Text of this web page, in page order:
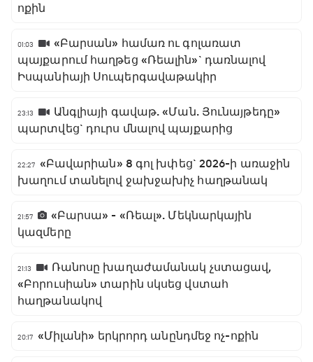
ոքին
01:03
«Բարսան» համառ ու գոլառատ
պայքարում հաղթեց «Ռեալին»` դառնալով
Իսպանիայի Սուպերգավաթակիր
23:13
Անգլիայի գավաթ. «Ման. Յունայթեդը»
պարտվեց` դուրս մնալով պայքարից
22:27 «Բավարիան» 8 գոլ խփեց` 2026-ի առաջին
խաղում տանելով ջախջախիչ հաղթանակ
21:57
«Բարսա» - «Ռեալ». Մեկնարկային
կազմերը
21:13
Ռանոսը խաղաժամանակ չստացավ,
«Բորուսիան» տարին սկսեց վստահ
հաղթանակով
20:17 «Միլանի» երկրորդ անընդմեջ ոչ-ոքին